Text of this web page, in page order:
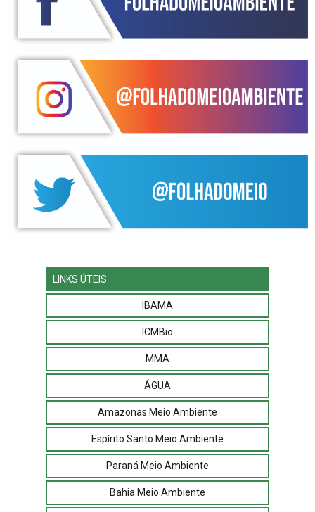
LINKS ÚTEIS
IBAMA
ICMBio
MMA
ÁGUA
Amazonas Meio Ambiente
Espírito Santo Meio Ambiente
Paraná Meio Ambiente
Bahia Meio Ambiente